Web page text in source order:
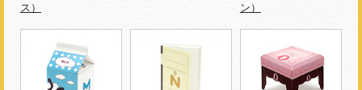
ス）
ン）